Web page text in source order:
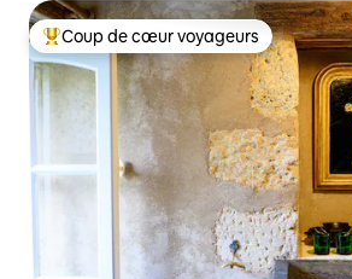
Coups de cœur voyageurs les plus
Coup de cœur voyageurs